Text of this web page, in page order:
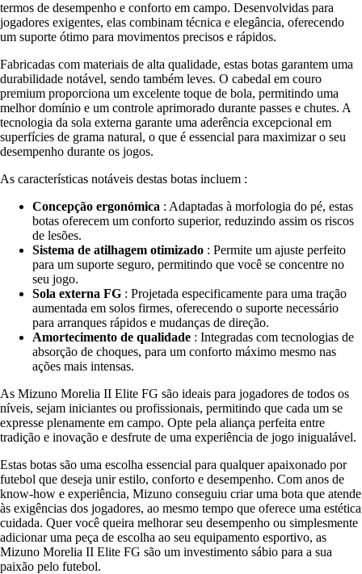
termos de desempenho e conforto em campo. Desenvolvidas para
jogadores exigentes, elas combinam técnica e elegância, oferecendo
um suporte ótimo para movimentos precisos e rápidos.
Fabricadas com materiais de alta qualidade, estas botas garantem uma
durabilidade notável, sendo também leves. O cabedal em couro
premium proporciona um excelente toque de bola, permitindo uma
melhor domínio e um controle aprimorado durante passes e chutes. A
tecnologia da sola externa garante uma aderência excepcional em
superfícies de grama natural, o que é essencial para maximizar o seu
desempenho durante os jogos.
As características notáveis destas botas incluem :
Concepção ergonómica : Adaptadas à morfologia do pé, estas
botas oferecem um conforto superior, reduzindo assim os riscos
de lesões.
Sistema de atilhagem otimizado : Permite um ajuste perfeito
para um suporte seguro, permitindo que você se concentre no
seu jogo.
Sola externa FG : Projetada especificamente para uma tração
aumentada em solos firmes, oferecendo o suporte necessário
para arranques rápidos e mudanças de direção.
Amortecimento de qualidade : Integradas com tecnologias de
absorção de choques, para um conforto máximo mesmo nas
ações mais intensas.
As Mizuno Morelia II Elite FG são ideais para jogadores de todos os
níveis, sejam iniciantes ou profissionais, permitindo que cada um se
expresse plenamente em campo. Opte pela aliança perfeita entre
tradição e inovação e desfrute de uma experiência de jogo inigualável.
Estas botas são uma escolha essencial para qualquer apaixonado por
futebol que deseja unir estilo, conforto e desempenho. Com anos de
know-how e experiência, Mizuno conseguiu criar uma bota que atende
às exigências dos jogadores, ao mesmo tempo que oferece uma estética
cuidada. Quer você queira melhorar seu desempenho ou simplesmente
adicionar uma peça de escolha ao seu equipamento esportivo, as
Mizuno Morelia II Elite FG são um investimento sábio para a sua
paixão pelo futebol.